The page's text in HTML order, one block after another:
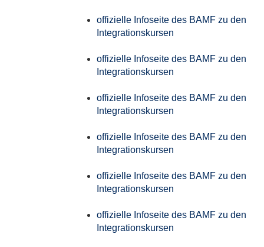
offizielle Infoseite des BAMF zu den
Integrationskursen
offizielle Infoseite des BAMF zu den
Integrationskursen
offizielle Infoseite des BAMF zu den
Integrationskursen
offizielle Infoseite des BAMF zu den
Integrationskursen
offizielle Infoseite des BAMF zu den
Integrationskursen
offizielle Infoseite des BAMF zu den
Integrationskursen